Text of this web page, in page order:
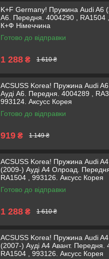
K+F Germany! Пружина Audi A6
А6. Передня. 4004290 , RA1504
К+Ф Німеччина
Готово до відправки
1 288 ₴ 1 610 ₴
ACSUSS Korea! Пружина Audi
Ауді А6. Передня. 4004289 ,
993124. Аксусс Корея
Готово до відправки
919 ₴ 1 149 ₴
ACSUSS Korea! Пружина Audi
(2009-) Ауді А4 Олроад.
RA1504 , 993126. Аксусс Корея
Готово до відправки
1 288 ₴ 1 610 ₴
ACSUSS Korea! Пружина Audi
(2007-) Ауді А4 Авант. Передня.
RA1504 , 993126. Аксусс Корея